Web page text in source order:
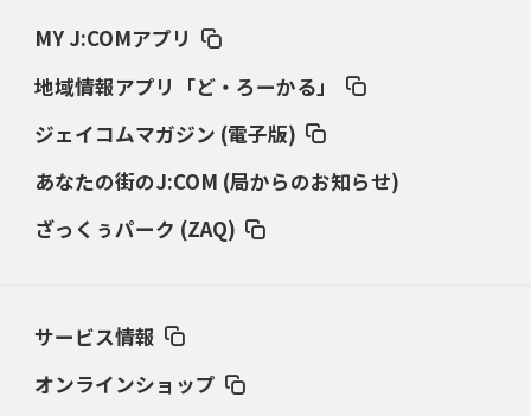
MY J:COMアプリ
地域情報アプリ「ど・ろーかる」
ジェイコムマガジン (電子版)
あなたの街のJ:COM (局からのお知らせ)
ざっくぅパーク (ZAQ)
サービス情報
オンラインショップ